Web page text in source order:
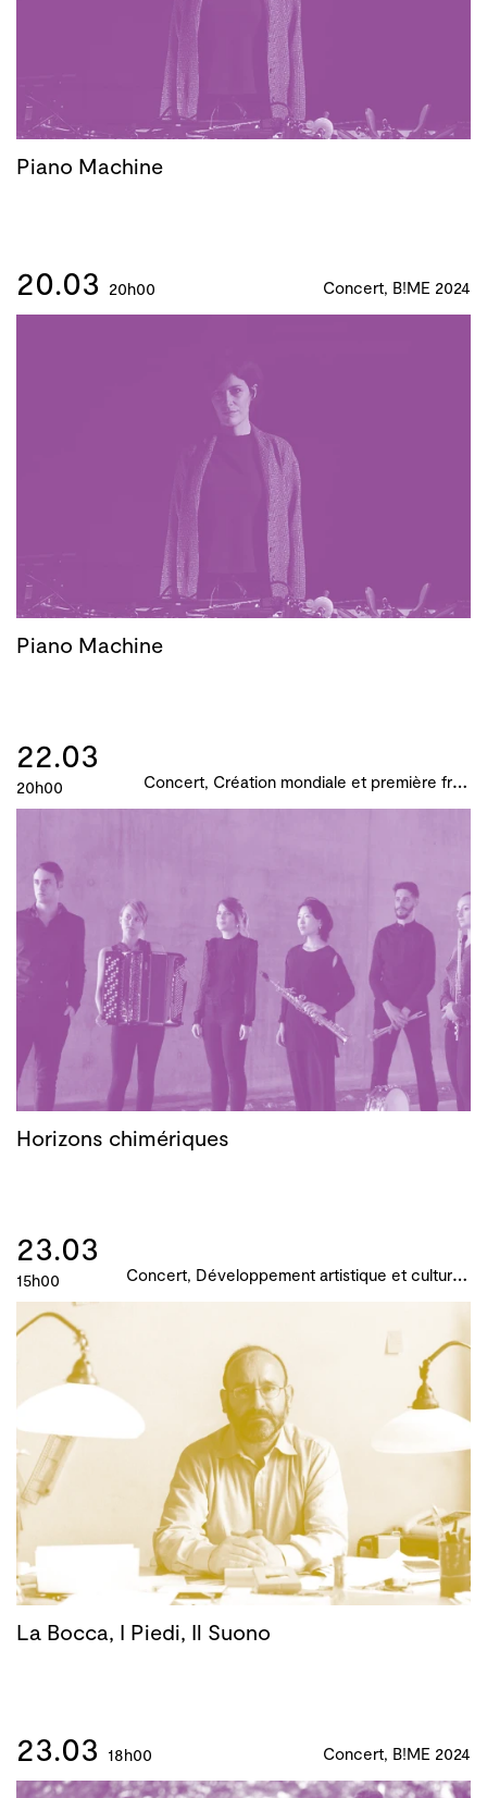
Piano Machine
20.03 20h00 Concert, B!ME 2024
Piano Machine
22.03
20h00 C
oncert, Création mondiale et première française, B!ME 2024
Horizons chimériques
23.03
15h00 C
oncert, Développement artistique et culturel des territoires, Actions culturelles, B!ME 2024
La Bocca, I Piedi, Il Suono
23.03 18h00 Concert, B!ME 2024